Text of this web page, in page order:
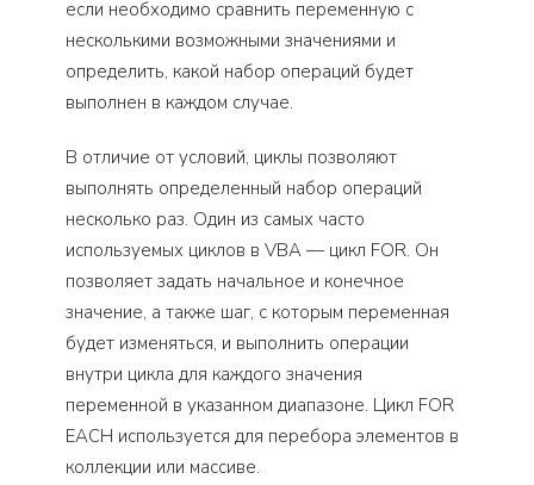
если необходимо сравнить переменную с
несколькими возможными значениями и
определить, какой набор операций будет
выполнен в каждом случае.
В отличие от условий, циклы позволяют
выполнять определенный набор операций
несколько раз. Один из самых часто
используемых циклов в VBA — цикл FOR. Он
позволяет задать начальное и конечное
значение, а также шаг, с которым переменная
будет изменяться, и выполнить операции
внутри цикла для каждого значения
переменной в указанном диапазоне. Цикл FOR
EACH используется для перебора элементов в
коллекции или массиве.